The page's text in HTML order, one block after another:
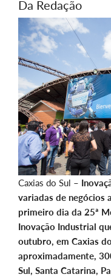
Da Redação
Caxias do Sul –
variadas de negócios
primeiro dia da 25ª
Inovação Industrial
outubro, em Caxias
aproximadamente,
Sul, Santa Catarina,